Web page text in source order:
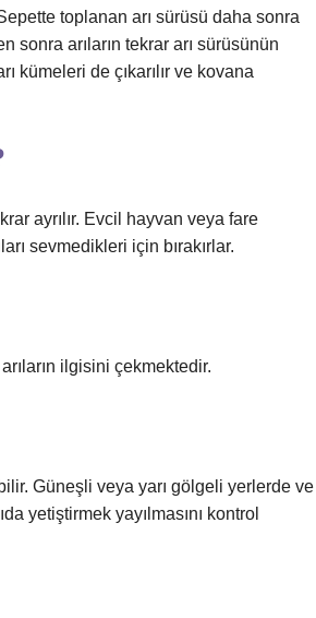
toplanan arı sürüsü daha sonra
sonra arıların tekrar arı sürüsünün
kümeleri de çıkarılır ve kovana
ayrılır. Evcil hayvan veya fare
sevmedikleri için bırakırlar.
ilgisini çekmektedir.
Güneşli veya yarı gölgeli yerlerde ve
yetiştirmek yayılmasını kontrol